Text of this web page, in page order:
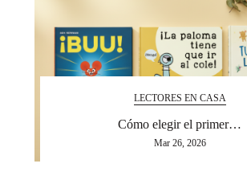
LECTORES EN CASA
Cómo elegir el primer…
Mar 26, 2026